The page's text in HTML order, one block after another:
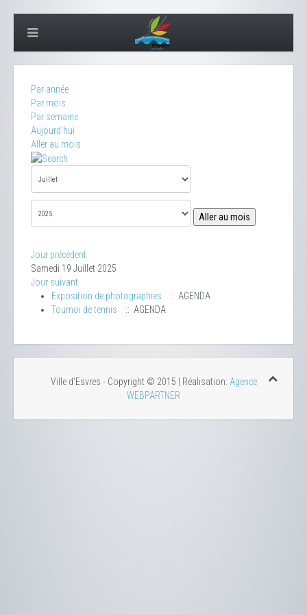
Par année
Par mois
Par semaine
Aujourd'hui
Aller au mois
Aller au mois
Jour précédent
Samedi 19 Juillet 2025
Jour suivant
Exposition de photographies
:: AGENDA
Tournoi de tennis
:: AGENDA
Ville d'Esvres - Copyright © 2015 | Réalisation: Agence
WEBPARTNER